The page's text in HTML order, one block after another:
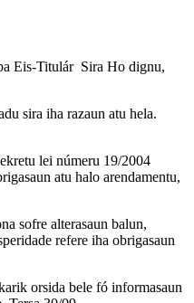
Eis-Titulár Sira Ho dignu,
sira iha razaun atu hela.
lei númeru 19/2004
atu halo arendamentu,
sofre alterasaun balun,
refere iha obrigasaun
orsida bele fó informasaun